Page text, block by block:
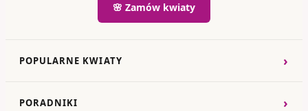
🌸 Zamów kwiaty
POPULARNE KWIATY ›
PORADNIKI ›